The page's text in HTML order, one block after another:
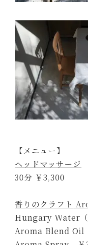
【メニュー】
ヘッドマッサージ
30分 ￥3,300
香りのクラフト
Hungary Water（
Aroma Blend